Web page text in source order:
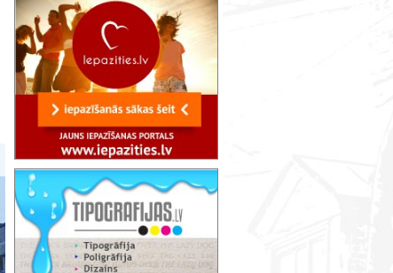
Pagalma koncerts. Purvciems | Rīgas